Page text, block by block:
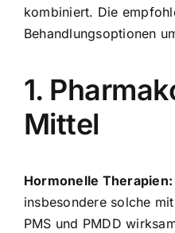
kombiniert. Die
Behandlungsoptionen
1.
Mittel
Hormonelle Therapien:
insbesondere solche
PMS und PMDD